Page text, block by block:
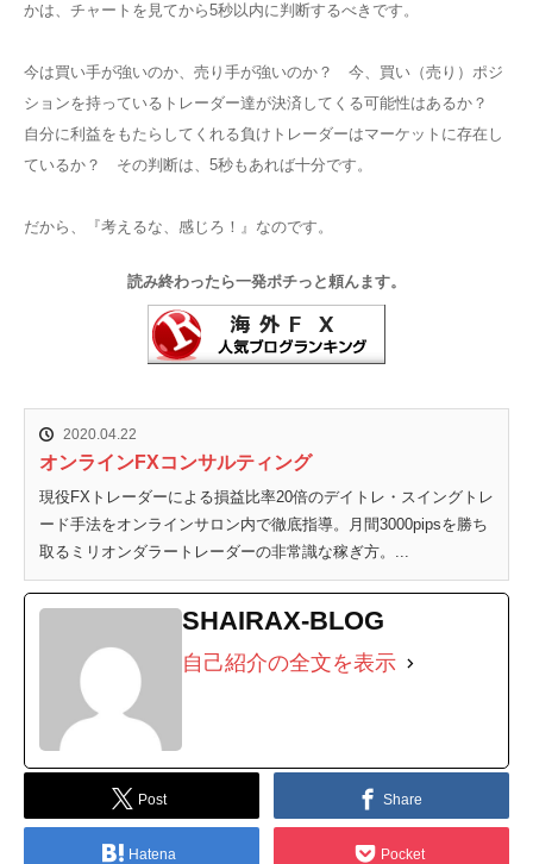
かは、チャートを見てから5秒以内に判断するべきです。
今は買い手が強いのか、売り手が強いのか？ 今、買い（売り）ポジ
ションを持っているトレーダー達が決済してくる可能性はあるか？
自分に利益をもたらしてくれる負けトレーダーはマーケットに存在し
ているか？ その判断は、5秒もあれば十分です。
だから、『考えるな、感じろ！』なのです。
読み終わったら一発ポチっと頼んます。
2020.04.22
オンラインFXコンサルティング
現役FXトレーダーによる損益比率20倍のデイトレ・スイングトレ
ード手法をオンラインサロン内で徹底指導。月間3000pipsを勝ち
取るミリオンダラートレーダーの非常識な稼ぎ方。...
SHAIRAX-BLOG
自己紹介の全文を表示
Post Share
Hatena Pocket